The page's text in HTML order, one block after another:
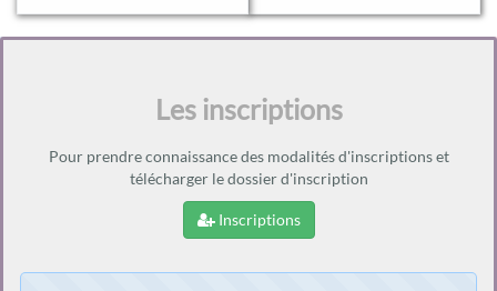
Les inscriptions
Pour prendre connaissance des modalités d'inscriptions et
télécharger le dossier d'inscription
Inscriptions